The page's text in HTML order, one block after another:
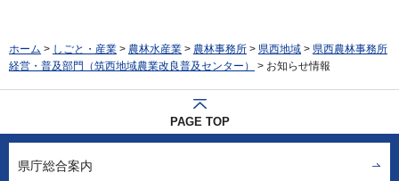
ホーム > しごと・産業 > 農林水産業 > 農林事務所 > 県西地域 > 県西農林事務所
経営・普及部門（筑西地域農業改良普及センター）
> お知らせ情報
PAGE TOP
県庁総合案内